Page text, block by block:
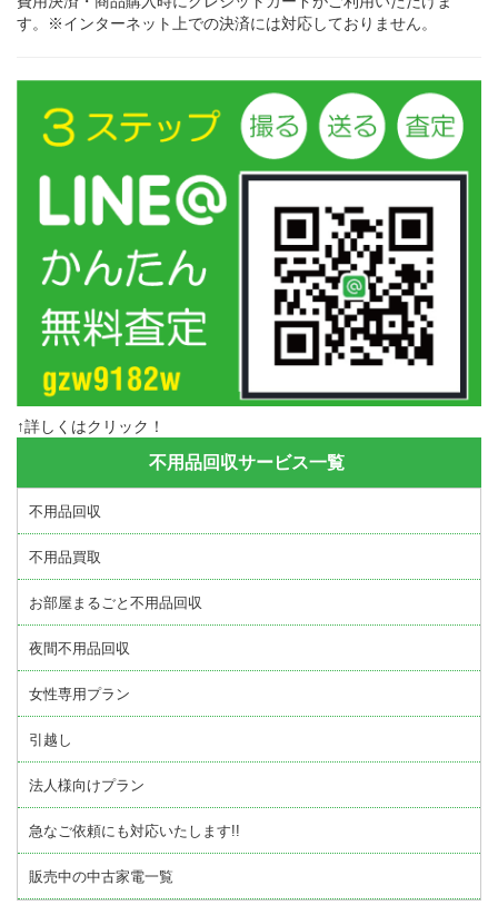
す。※インターネット上での決済には対応しておりません。
↑詳しくはクリック！
不用品回収サービス一覧
不用品回収
不用品買取
お部屋まるごと不用品回収
夜間不用品回収
女性専用プラン
引越し
法人様向けプラン
急なご依頼にも対応いたします!!
販売中の中古家電一覧